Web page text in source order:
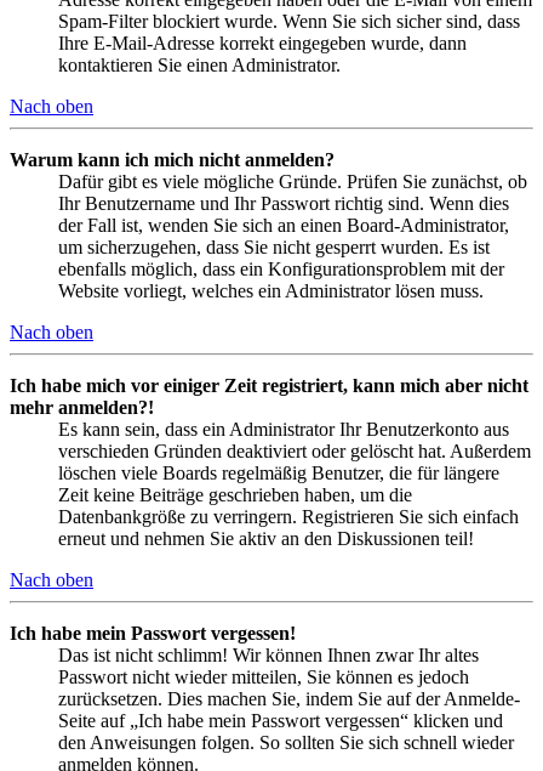
Spam-Filter blockiert wurde. Wenn Sie sich sicher sind, dass
Ihre E-Mail-Adresse korrekt eingegeben wurde, dann
kontaktieren Sie einen Administrator.
Nach oben
Warum kann ich mich nicht anmelden?
Dafür gibt es viele mögliche Gründe. Prüfen Sie zunächst, ob
Ihr Benutzername und Ihr Passwort richtig sind. Wenn dies
der Fall ist, wenden Sie sich an einen Board-Administrator,
um sicherzugehen, dass Sie nicht gesperrt wurden. Es ist
ebenfalls möglich, dass ein Konfigurationsproblem mit der
Website vorliegt, welches ein Administrator lösen muss.
Nach oben
Ich habe mich vor einiger Zeit registriert, kann mich aber nicht
mehr anmelden?!
Es kann sein, dass ein Administrator Ihr Benutzerkonto aus
verschieden Gründen deaktiviert oder gelöscht hat. Außerdem
löschen viele Boards regelmäßig Benutzer, die für längere
Zeit keine Beiträge geschrieben haben, um die
Datenbankgröße zu verringern. Registrieren Sie sich einfach
erneut und nehmen Sie aktiv an den Diskussionen teil!
Nach oben
Ich habe mein Passwort vergessen!
Das ist nicht schlimm! Wir können Ihnen zwar Ihr altes
Passwort nicht wieder mitteilen, Sie können es jedoch
zurücksetzen. Dies machen Sie, indem Sie auf der Anmelde-
Seite auf „Ich habe mein Passwort vergessen“ klicken und
den Anweisungen folgen. So sollten Sie sich schnell wieder
anmelden können.